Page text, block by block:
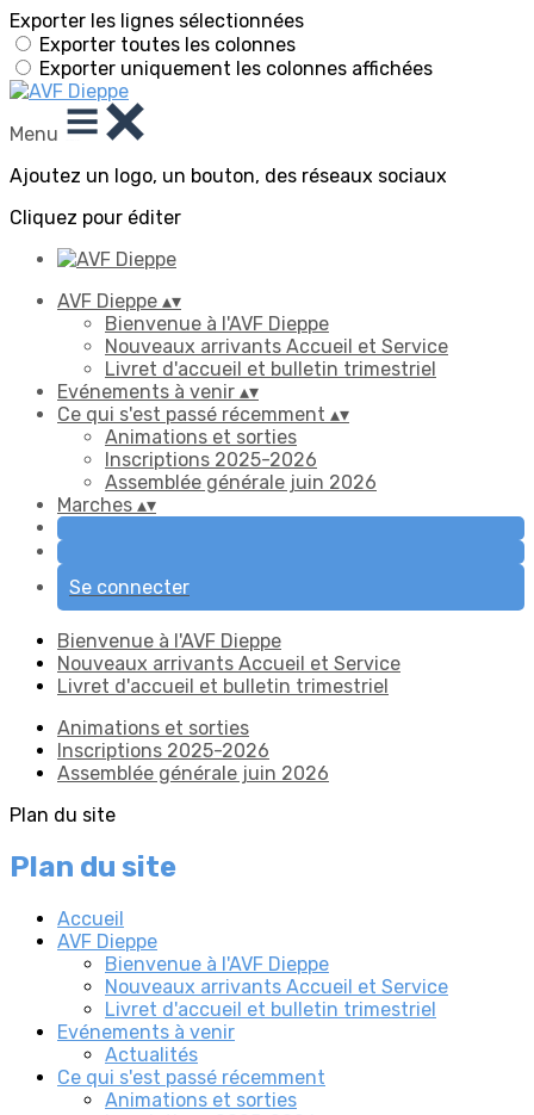
Exporter les lignes sélectionnées
Exporter toutes les colonnes
Exporter uniquement les colonnes affichées
Menu
Ajoutez un logo, un bouton, des réseaux sociaux
Cliquez pour éditer
AVF Dieppe ▴▾
Bienvenue à l'AVF Dieppe
Nouveaux arrivants Accueil et Service
Livret d'accueil et bulletin trimestriel
Evénements à venir ▴▾
Ce qui s'est passé récemment ▴▾
Animations et sorties
Inscriptions 2025-2026
Assemblée générale juin 2026
Marches ▴▾
Se connecter
Bienvenue à l'AVF Dieppe
Nouveaux arrivants Accueil et Service
Livret d'accueil et bulletin trimestriel
Animations et sorties
Inscriptions 2025-2026
Assemblée générale juin 2026
Plan du site
Plan du site
Accueil
AVF Dieppe
Bienvenue à l'AVF Dieppe
Nouveaux arrivants Accueil et Service
Livret d'accueil et bulletin trimestriel
Evénements à venir
Actualités
Ce qui s'est passé récemment
Animations et sorties